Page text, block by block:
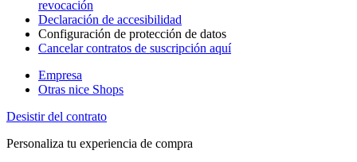
revocación
Declaración de accesibilidad
Configuración de protección de datos
Cancelar contratos de suscripción aquí
Empresa
Otras nice Shops
Desistir del contrato
Personaliza tu experiencia de compra